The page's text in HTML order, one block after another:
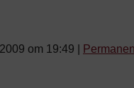
om 19:49